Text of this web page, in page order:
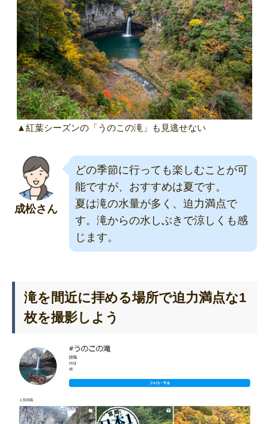
▲紅葉シーズンの「うのこの滝」も見逃せない
成松さん
どの季節に行っても楽しむことが可
能ですが、おすすめは夏です。
夏は滝の水量が多く、迫力満点で
す。滝からの水しぶきで涼しくも感
じます。
滝を間近に拝める場所で迫力満点な1
枚を撮影しよう